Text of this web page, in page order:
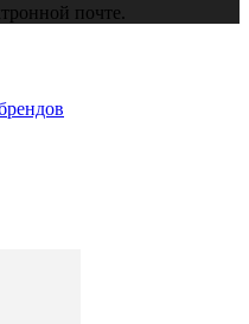
почте.